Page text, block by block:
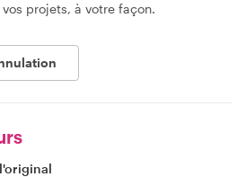
projets, à votre façon.